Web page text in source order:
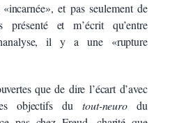
et pas seulement de
et m’écrit qu’entre
il y a une «rupture
que de dire l’écart d’avec
objectifs dutout-neuro du